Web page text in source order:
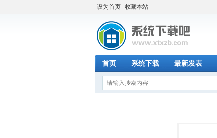
设为首页 收藏本站
首页 系统下载 最新发表